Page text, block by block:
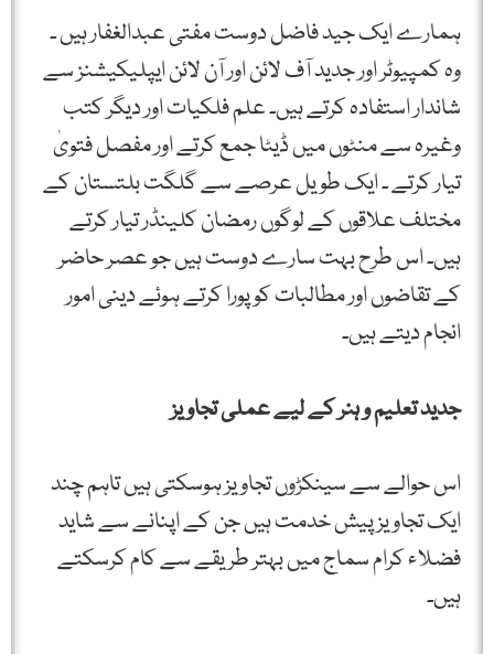
ہمارے ایک جید فاضل دوست مفتی عبدالغفار ہیں ۔
وہ کمپیوٹر اور جدید آف لائن اور آن لائن ایپلیکیشنز سے
شاندار استفادہ کرتے ہیں۔ علم فلکیات اور دیگر کتب
وغیرہ سے منٹوں میں ڈیٹا جمع کرتے اور مفصل فتویٰ
تیار کرتے ۔ ایک طویل عرصے سے گلگت بلتستان کے
مختلف علاقوں کے لوگوں رمضان کلینڈر تیار کرتے
ہیں۔ اس طرح بہت سارے دوست ہیں جو عصر حاضر
کے تقاضوں اور مطالبات کو پورا کرتے ہوئے دینی امور
انجام دیتے ہیں۔
جدید تعلیم و ہنر کے لیے عملی تجاویز
اس حوالے سے سینکڑوں تجاویز ہوسکتی ہیں تاہم چند
ایک تجاویز پیش خدمت ہیں جن کے اپنانے سے شاید
فضلاء کرام سماج میں بہتر طریقے سے کام کرسکتے
ہیں۔